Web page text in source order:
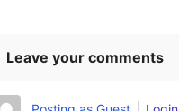
Leave your comments